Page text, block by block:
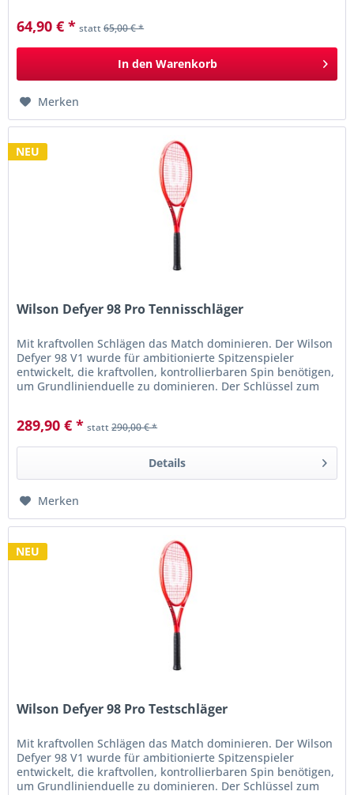
64,90 € * statt65,00 € *
In den Warenkorb
Merken
NEU
Wilson Defyer 98 Pro Tennisschläger
Mit kraftvollen Schlägen das Match dominieren. Der Wilson
Defyer 98 V1 wurde für ambitionierte Spitzenspieler
entwickelt, die kraftvollen, kontrollierbaren Spin benötigen,
um Grundlinienduelle zu dominieren. Der Schlüssel zum
289,90 € * statt290,00 € *
Details
Merken
NEU
Wilson Defyer 98 Pro Testschläger
Mit kraftvollen Schlägen das Match dominieren. Der Wilson
Defyer 98 V1 wurde für ambitionierte Spitzenspieler
entwickelt, die kraftvollen, kontrollierbaren Spin benötigen,
um Grundlinienduelle zu dominieren. Der Schlüssel zum